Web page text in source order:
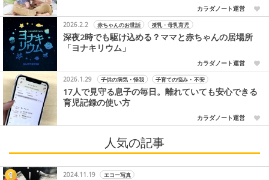
カラダノート運営
2026.2.2
赤ちゃんのお世話 授乳・母乳育児
深夜2時でも駆け込める？ママと赤ちゃんの居場所
「ヨナキリウム」
カラダノート運営
2026.1.29
子供の病気・怪我 子育ての悩み・不安
17人で見守る息子の毎日。離れていても安心できる
育児記録の使い方
カラダノート運営
人気の記事
2024.11.19 エコー写真